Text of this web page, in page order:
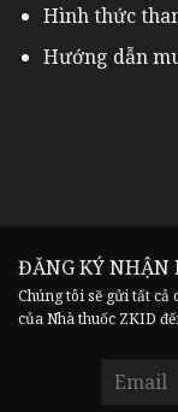
Hình thức
Hướng dẫn
ĐĂNG KÝ NHẬN
Chúng tôi sẽ gửi tất
của Nhà thuốc ZKID